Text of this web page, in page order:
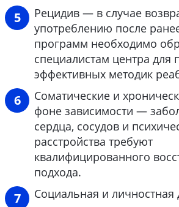
Рецидив — в случае
употреблению после
программ необходимо
специалистам центра для
эффективных методик
Соматические и
фоне зависимости —
сердца, сосудов и
расстройства требуют
квалифицированного
подхода.
Социальная и